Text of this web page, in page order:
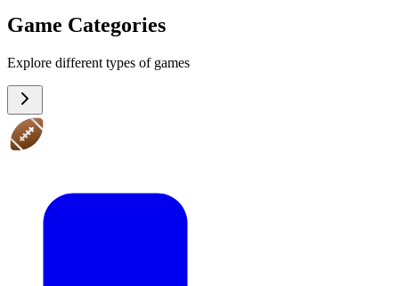
Game Categories
Explore different types of games